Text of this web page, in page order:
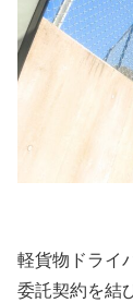
軽貨物ドライ
委託契約を結